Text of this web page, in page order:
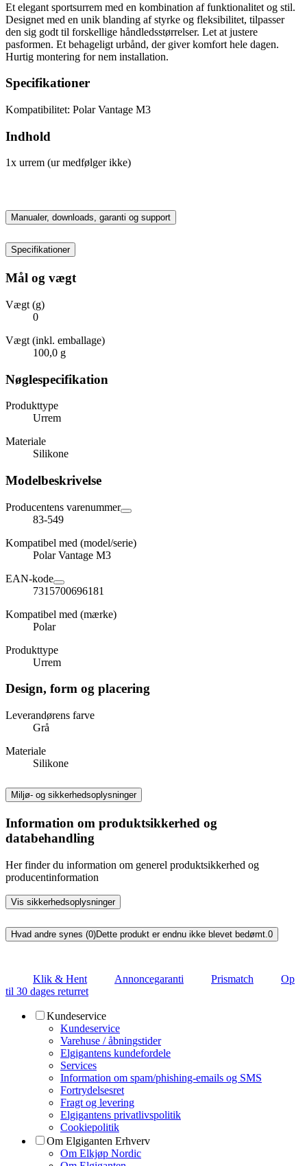
Et elegant sportsurrem med en kombination af funktionalitet og stil.
Designet med en unik blanding af styrke og fleksibilitet, tilpasser
den sig godt til forskellige håndledsstørrelser. Let at justere
pasformen. Et behageligt urbånd, der giver komfort hele dagen.
Hurtig montering for nem installation.
Specifikationer
Kompatibilitet: Polar Vantage M3
Indhold
1x urrem (ur medfølger ikke)
Manualer, downloads, garanti og support
Specifikationer
Mål og vægt
Vægt (g)
0
Vægt (inkl. emballage)
100,0 g
Nøglespecifikation
Produkttype
Urrem
Materiale
Silikone
Modelbeskrivelse
Producentens varenummer
83-549
Kompatibel med (model/serie)
Polar Vantage M3
EAN-kode
7315700696181
Kompatibel med (mærke)
Polar
Produkttype
Urrem
Design, form og placering
Leverandørens farve
Grå
Materiale
Silikone
Miljø- og sikkerhedsoplysninger
Information om produktsikkerhed og
databehandling
Her finder du information om generel produktsikkerhed og
producentinformation
Vis sikkerhedsoplysninger
Hvad andre synes (0)Dette produkt er endnu ikke blevet bedømt. 0
Klik & Hent Annoncegaranti Prismatch
Op
til 30 dages returret
Kundeservice
Kundeservice
Varehuse / åbningstider
Elgigantens kundefordele
Services
Information om spam/phishing-emails og SMS
Fortrydelsesret
Fragt og levering
Elgigantens privatlivspolitik
Cookiepolitik
Om Elgiganten Erhverv
Om Elkjøp Nordic